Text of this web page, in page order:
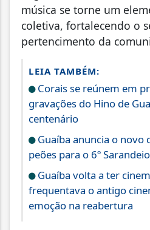
música se torne um
coletiva, fortalecendo o
pertencimento da
LEIA TAMBÉM:
Corais se reúnem em
gravações do Hino de
centenário
Guaíba anuncia o novo
peões para o 6º
Guaíba volta a ter
frequentava o antigo
emoção na reabertura